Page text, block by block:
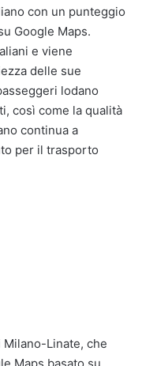
con un punteggio
Google Maps.
e viene
delle sue
lodano
così come la qualità
continua a
per il trasporto
Milano-Linate, che